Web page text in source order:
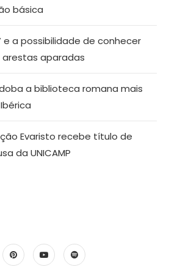
básica
e a possibilidade de conhecer
arestas aparadas
a biblioteca romana mais
Evaristo recebe título de
da UNICAMP